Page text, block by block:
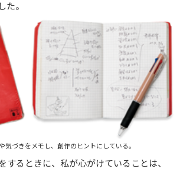
た。
気づきをメモし、創作のヒントにしている。
するときに、私が心がけていることは、